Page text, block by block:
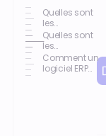
Quelles sont
les
fonctionnalités
essentielles
d'un logiciel
de gestion
pour la
motoculture ?
Quelles sont
les
fonctionnalités
avancées
pour optimiser
la gestion d’un
Comment un
logiciel ERP